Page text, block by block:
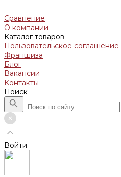
Сравнение
О компании
Каталог товаров
Пользовательское соглашение
Франшиза
Блог
Вакансии
Контакты
Поиск
Войти